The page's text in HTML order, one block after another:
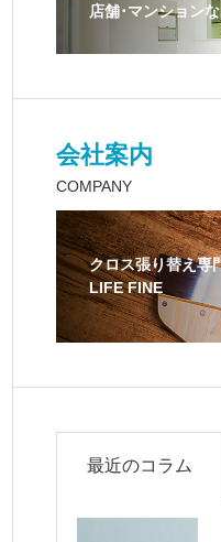
店舗･マンション
会社案内
COMPANY
クロス張り替え専
LIFE FINE
最近のコラム